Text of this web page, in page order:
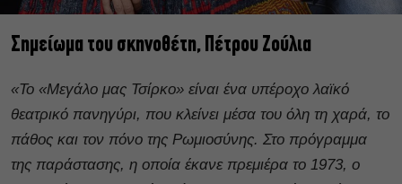
Σημείωμα του σκηνοθέτη, Πέτρου Ζούλια
«Το «Μεγάλο μας Τσίρκο» είναι ένα υπέροχο λαϊκό
θεατρικό πανηγύρι, που κλείνει μέσα του όλη τη χαρά, το
πάθος και τον πόνο της Ρωμιοσύνης. Στο πρόγραμμα
της παράστασης, η οποία έκανε πρεμιέρα το 1973, ο